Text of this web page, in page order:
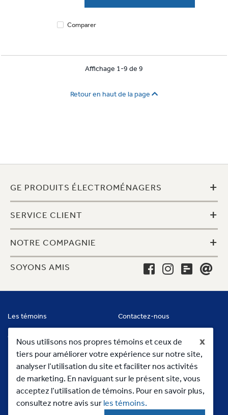
x
Nous utilisons nos propres témoins et ceux de
tiers pour améliorer votre expérience sur notre site,
analyser l’utilisation du site et faciliter nos activités
de marketing. En naviguant sur le présent site, vous
acceptez l’utilisation de témoins. Pour en savoir plus,
consultez notre avis sur les témoins.
Comparer
Affichage 1-9 de 9
Retour en haut de la page
GE PRODUITS ÉLECTROMÉNAGERS +
SERVICE CLIENT +
NOTRE COMPAGNIE +
SOYONS AMIS
Les témoins Contactez-nous
Conditions